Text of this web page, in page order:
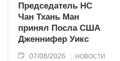
Председатель НС
Чан Тхань Ман
принял Посла США
Дженнифер Уикс
07/08/2026 НОВОСТИ